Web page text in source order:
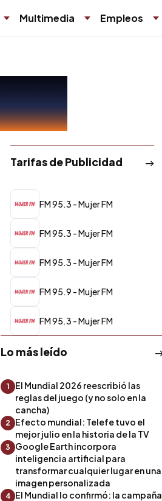
Multimedia Empleos
Tarifas de Publicidad
FM 95.3 - Mujer FM
FM 95.3 - Mujer FM
FM 95.3 - Mujer FM
FM 95.9 - Mujer FM
FM 95.3 - Mujer FM
Lo más leído
1
El Mundial 2026 reescribió las
reglas del juego (y no solo en la
cancha)
2
Efecto mundial: Telefe tuvo el
mejor julio en la historia de la TV
3
Google Earth incorpora
inteligencia artificial para
transformar cualquier lugar en una
imagen personalizada
4 El Mundial lo confirmó: la campaña